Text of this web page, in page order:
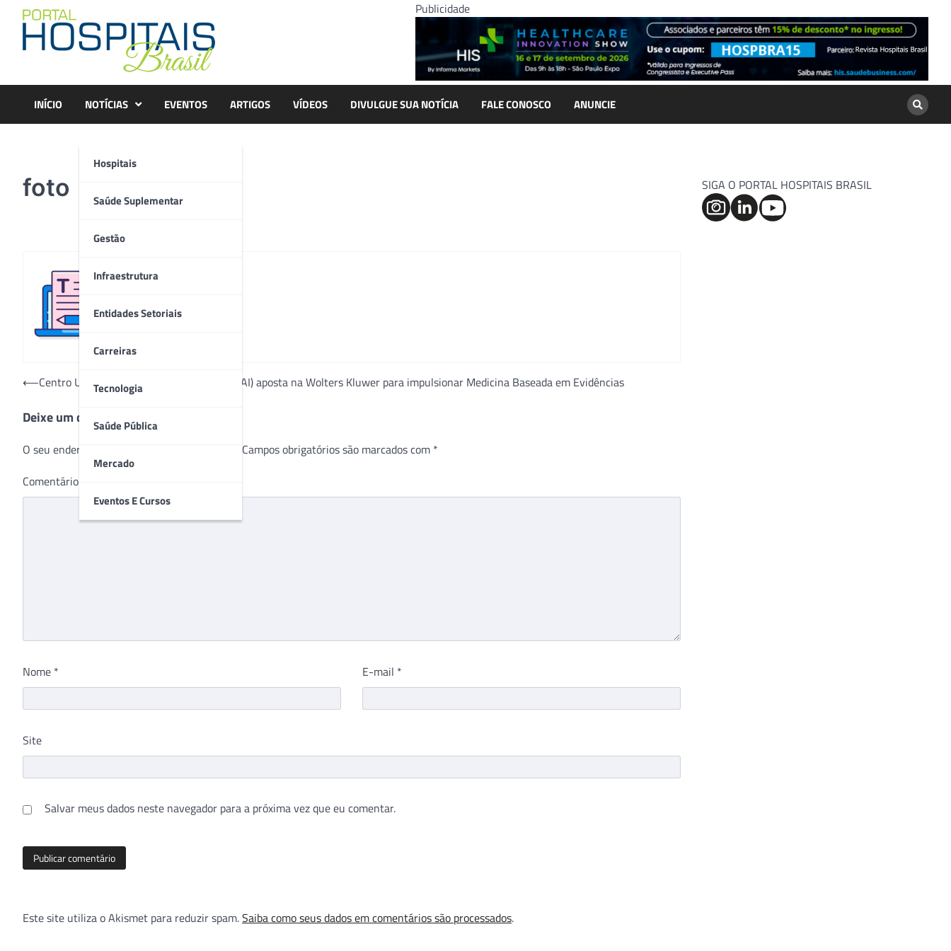
content
Publicidade
INÍCIO NOTÍCIAS
Hospitais
Saúde Suplementar
Gestão
Infraestrutura
Entidades Setoriais
Carreiras
Tecnologia
Saúde Pública
Mercado
Eventos E Cursos
EVENTOS ARTIGOS VÍDEOS DIVULGUE SUA NOTÍCIA FALE CONOSCO ANUNCIE
foto
Navegação
Post
⟵Centro Universitário de Adamantina (UNIFAI) aposta na Wolters Kluwer para impulsionar Medicina Baseada em Evidências
Deixe um comentário
O seu endereço de e-mail não será publicado. Campos obrigatórios são marcados com *
Comentário
Nome * E-mail *
Site
Salvar meus dados neste navegador para a próxima vez que eu comentar.
Este site utiliza o Akismet para reduzir spam.Saiba como seus dados em comentários são processados.
SIGA O PORTAL HOSPITAIS BRASIL